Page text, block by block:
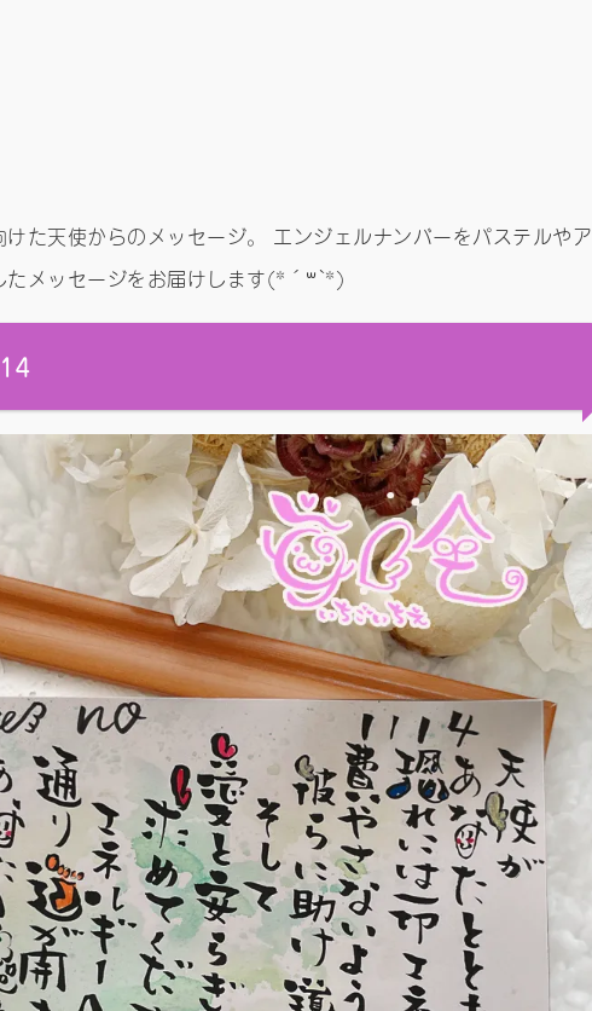
た天使からのメッセージ。 エンジェルナンバーをパステルやア
たメッセージをお届けします(*´꒳`*)